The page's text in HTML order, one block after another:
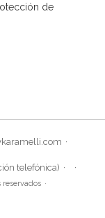
de
telefónica)
reservados